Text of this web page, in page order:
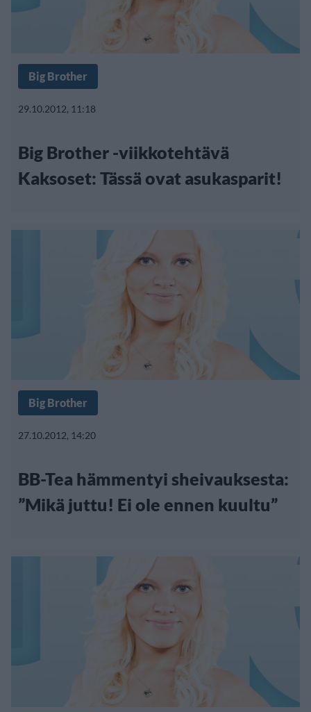
Big Brother
29.10.2012, 11:18
Big Brother -viikkotehtävä
Kaksoset: Tässä ovat asukasparit!
Big Brother
27.10.2012, 14:20
BB-Tea hämmentyi sheivauksesta:
”Mikä juttu! Ei ole ennen kuultu”